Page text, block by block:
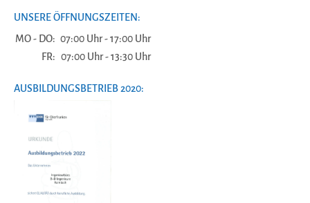
UNSERE ÖFFNUNGSZEITEN:
MO - DO: 07:00 Uhr - 17:00 Uhr
FR: 07:00 Uhr - 13:30 Uhr
AUSBILDUNGSBETRIEB 2020: